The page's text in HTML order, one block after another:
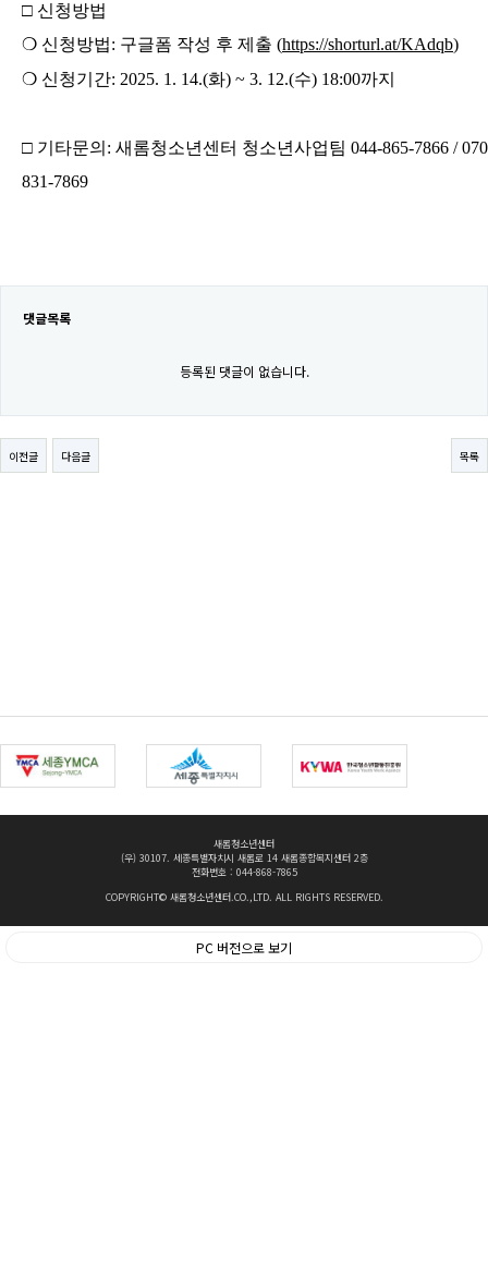
□ 신청방법
❍ 신청방법: 구글폼 작성 후 제출 (https://shorturl.at/KAdqb)
❍ 신청기간: 2025. 1. 14.(화) ~ 3. 12.(수) 18:00까지
□ 기타문의 : 새롬청소년센터 청소년사업팀 044-865-7866 /
831-7869
댓글목록
등록된 댓글이 없습니다.
이전글 다음글 목록
새롬청소년센터
(우) 30107. 세종특별자치시 새롬로 14 새롬종합복지센터 2층
전화번호 : 044-868-7865
COPYRIGHT© 새롬청소년센터.CO.,LTD. ALL RIGHTS RESERVED.
PC 버전으로 보기